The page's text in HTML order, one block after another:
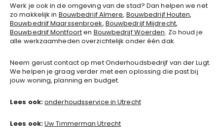
Werk je ook in de omgeving van de stad? Dan helpen we net
zo makkelijk in Bouwbedrijf Almere, Bouwbedrijf Houten,
Bouwbedrijf Maarssenbroek, Bouwbedrijf Mijdrecht,
Bouwbedrijf Montfoorten Bouwbedrijf Woerden. Zo houd je
alle werkzaamheden overzichtelijk onder één dak.
Neem gerust contact op met Onderhoudsbedrijf van der Lugt.
We helpen je graag verder met een oplossing die past bij
jouw woning, planning en budget.
Lees ook:onderhoudsservice in Utrecht
Lees ook:Uw Timmerman Utrecht